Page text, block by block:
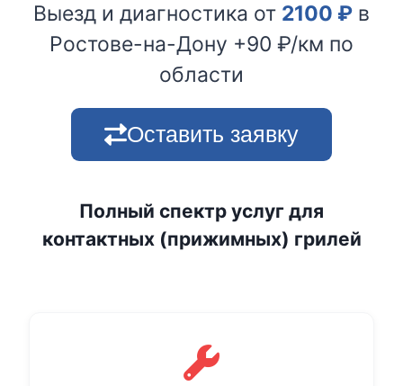
Выезд и диагностика от 2100 ₽ в
Ростове-на-Дону +90 ₽/км по
области
Оставить заявку
Полный спектр услуг для
контактных (прижимных) грилей